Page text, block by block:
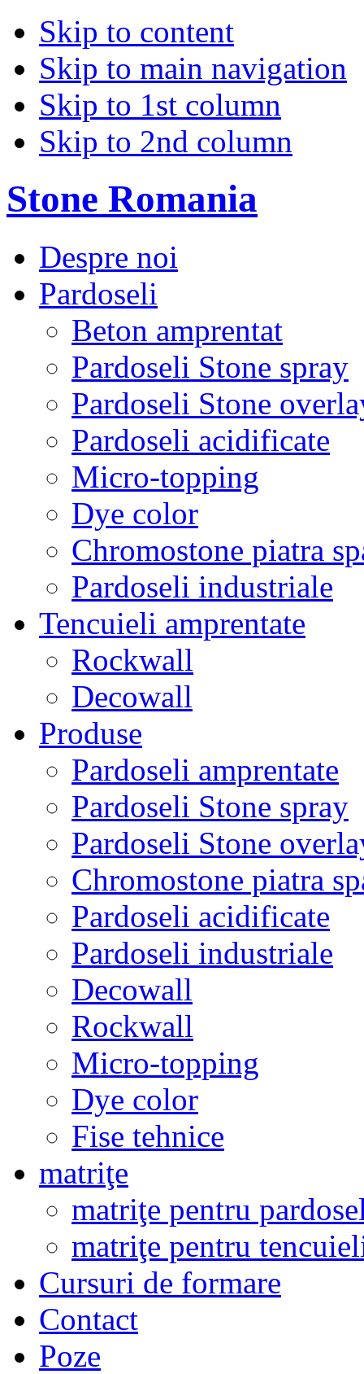
Skip to content
Skip to main navigation
Skip to 1st column
Skip to 2nd column
Stone Romania
Despre noi
Pardoseli
Beton amprentat
Pardoseli Stone spray
Pardoseli Stone
Pardoseli acidificate
Micro-topping
Dye color
Chromostone piatra
Pardoseli industriale
Tencuieli amprentate
Rockwall
Decowall
Produse
Pardoseli amprentate
Pardoseli Stone spray
Pardoseli Stone
Chromostone piatra
Pardoseli acidificate
Pardoseli industriale
Decowall
Rockwall
Micro-topping
Dye color
Fise tehnice
matriţe
matriţe pentru
matriţe pentru
Cursuri de formare
Contact
Poze